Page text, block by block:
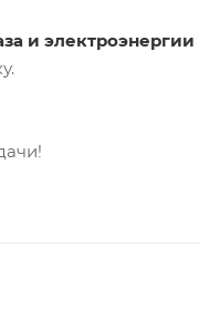
и электроэнергии